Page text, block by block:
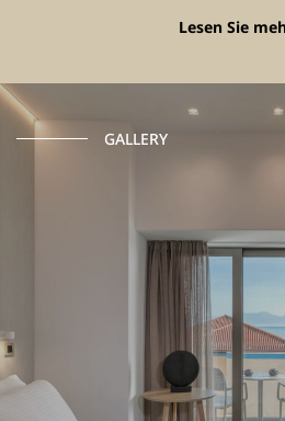
Lesen Sie
GALLERY